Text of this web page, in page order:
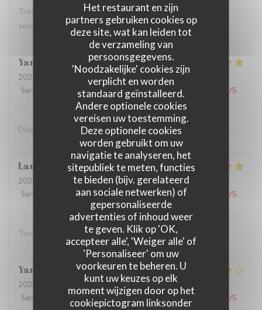
Het restaurant en zijn
partners gebruiken cookies op
deze site, wat kan leiden tot
de verzameling van
persoonsgegevens.
'Noodzakelijke' cookies zijn
verplicht en worden
standaard geïnstalleerd.
Andere optionele cookies
vereisen uw toestemming.
Deze optionele cookies
worden gebruikt om uw
navigatie te analyseren, het
sitepubliek te meten, functies
te bieden (bijv. gerelateerd
aan sociale netwerken) of
gepersonaliseerde
advertenties of inhoud weer
te geven. Klik op 'OK,
accepteer alle', 'Weiger alle' of
'Personaliseer' om uw
voorkeuren te beheren. U
kunt uw keuzes op elk
moment wijzigen door op het
cookiepictogram linksonder
Tres bon restaurant, excellente cuisine et serveuse et
serveur au top
Yann
2026-07-28
- 12:15 - Gasten 2
Service
Atmosfeer: 5/5 Keuken:5/5 Kwaliteit / Prijs /5
Déjeuner très sympa et très bon dans la cour intérieure
Laurent
2026-07-27
- 12:15 - Gasten 2
Service
Atmosfeer:5/5 Keuken:5/5 Kwaliteit / Prijs /5
Tout est parfait
Yannick
2026-07-19
- 12:15 - Gasten 2
Service
Atmosfeer : /5 Keuken: 4 Kwaliteit / Prijs /5